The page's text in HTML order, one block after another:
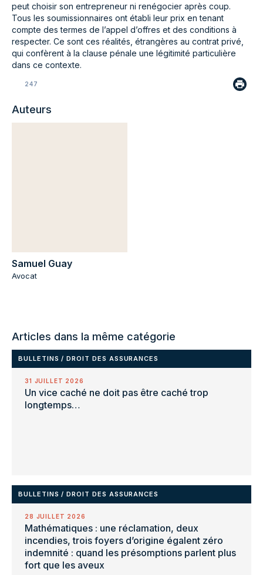
peut choisir son entrepreneur ni renégocier après coup.
Tous les soumissionnaires ont établi leur prix en tenant
compte des termes de l’appel d’offres et des conditions à
respecter. Ce sont ces réalités, étrangères au contrat privé,
qui confèrent à la clause pénale une légitimité particulière
dans ce contexte.
247
Auteurs
Samuel Guay
Avocat
Articles dans la même catégorie
BULLETINS /DROIT DES ASSURANCES
31 JUILLET 2026
Un vice caché ne doit pas être caché trop
longtemps…
BULLETINS /DROIT DES ASSURANCES
28 JUILLET 2026
Mathématiques : une réclamation, deux
incendies, trois foyers d’origine égalent zéro
indemnité : quand les présomptions parlent plus
fort que les aveux